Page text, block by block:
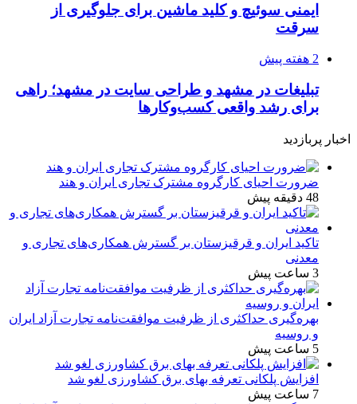
ایمنی سوئیچ و کلید ماشین برای جلوگیری از
سرقت
2 هفته پیش
تبلیغات در مشهد و طراحی سایت در مشهد؛ راهی
برای رشد واقعی کسب‌وکارها
اخبار پربازدید
ضرورت احیای کارگروه مشترک تجاری ایران و هند
48 دقیقه پیش
تاکید ایران و قرقیزستان بر گسترش همکاری‌های تجاری و
معدنی
3 ساعت پیش
بهره‌گیری حداکثری از ظرفیت موافقت‌نامه تجارت آزاد ایران
و روسیه
5 ساعت پیش
افزایش پلکانی تعرفه بهای برق کشاورزی لغو شد
7 ساعت پیش